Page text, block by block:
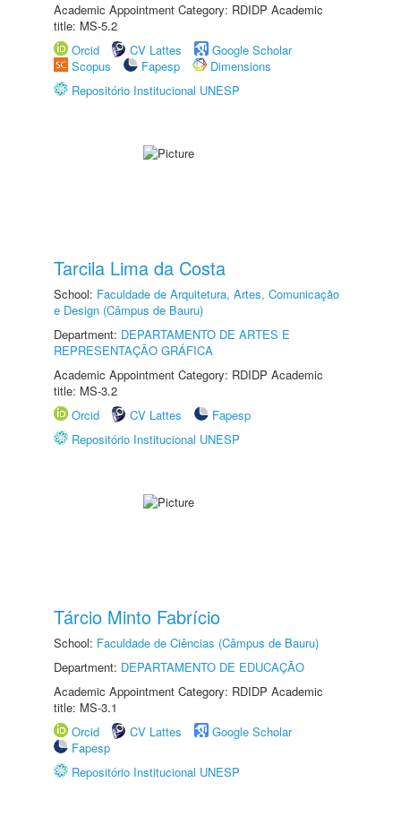
Academic Appointment Category: RDIDP Academic
title: MS-5.2
Orcid
CV Lattes
Google Scholar
Scopus
Fapesp
Dimensions
Repositório Institucional UNESP
Tarcila Lima da Costa
School: Faculdade de Arquitetura, Artes, Comunicação
e Design (Câmpus de Bauru)
Department: DEPARTAMENTO DE ARTES E
REPRESENTAÇÃO GRÁFICA
Academic Appointment Category: RDIDP Academic
title: MS-3.2
Orcid
CV Lattes
Fapesp
Repositório Institucional UNESP
Tárcio Minto Fabrício
School: Faculdade de Ciências (Câmpus de Bauru)
Department: DEPARTAMENTO DE EDUCAÇÃO
Academic Appointment Category: RDIDP Academic
title: MS-3.1
Orcid
CV Lattes
Google Scholar
Fapesp
Repositório Institucional UNESP